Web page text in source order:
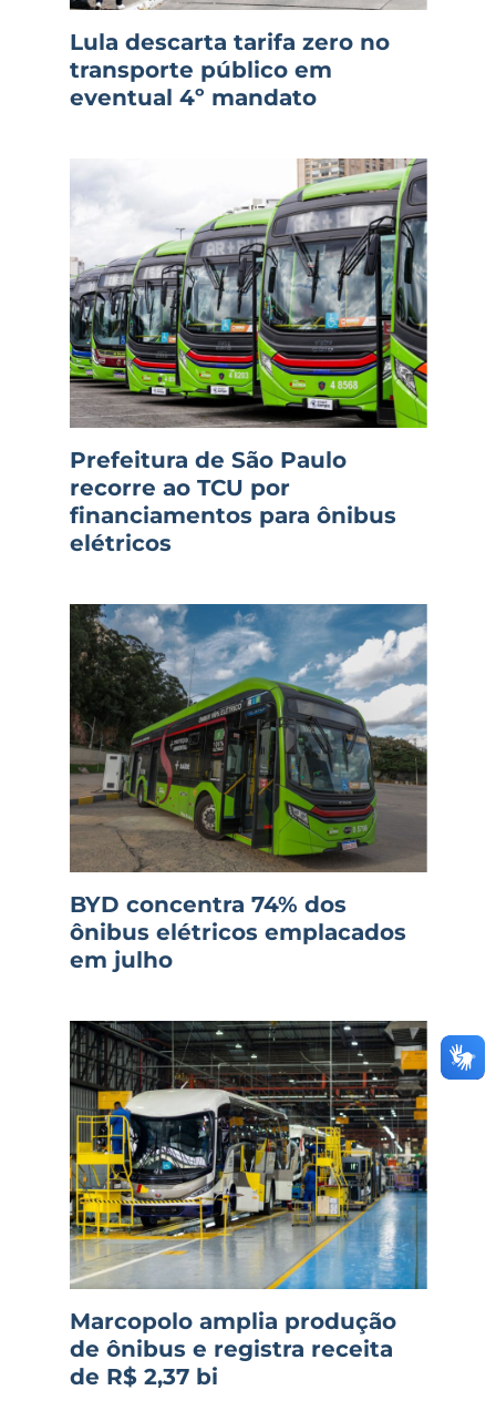
Lula descarta tarifa zero no
transporte público em
eventual 4º mandato
Prefeitura de São Paulo
recorre ao TCU por
financiamentos para ônibus
elétricos
BYD concentra 74% dos
ônibus elétricos emplacados
em julho
Marcopolo amplia produção
de ônibus e registra receita
de R$ 2,37 bi